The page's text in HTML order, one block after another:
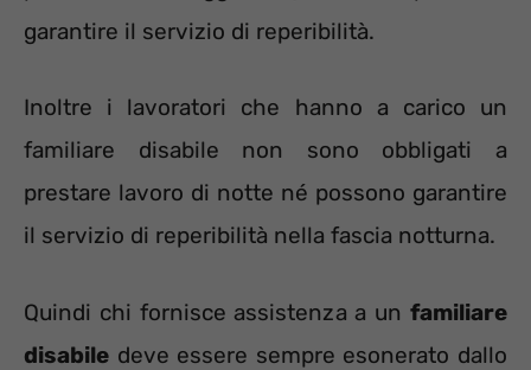
garantire il servizio di reperibilità.
Inoltre i lavoratori che hanno a carico un
familiare disabile non sono obbligati a
prestare lavoro di notte né possono garantire
il servizio di reperibilità nella fascia notturna.
Quindi chi fornisce assistenza a un familiare
disabile deve essere sempre esonerato dallo